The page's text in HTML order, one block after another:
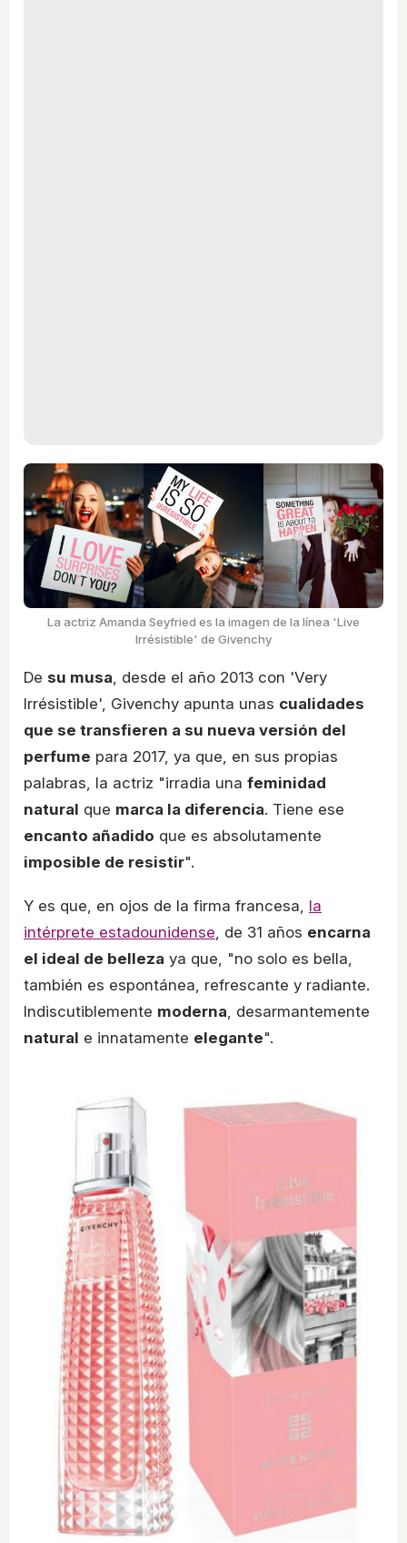
La actriz Amanda Seyfried es la imagen de la línea 'Live
Irrésistible' de Givenchy
De su musa , desde el año 2013 con 'Very
Irrésistible', Givenchy apunta unas cualidades
que se transfieren a su nueva versión del
perfume para 2017, ya que, en sus propias
palabras, la actriz "irradia una feminidad
natural que marca la diferencia. Tiene ese
encanto añadido que es absolutamente
imposible de resistir".
Y es que, en ojos de la firma francesa, la
intérprete estadounidense , de 31 años encarna
el ideal de belleza ya que, "no solo es bella,
también es espontánea, refrescante y radiante.
Indiscutiblemente moderna , desarmantemente
natural e innatamente elegante".